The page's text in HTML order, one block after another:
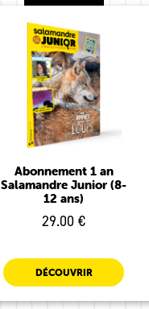
Abonnement 1 an
Salamandre Junior (8-
12 ans)
29.00 €
DÉCOUVRIR